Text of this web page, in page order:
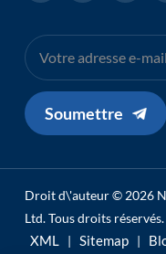
Soumettre
Droit d\'auteur © 2026
Ltd. Tous droits réservés.
XML | Sitemap |